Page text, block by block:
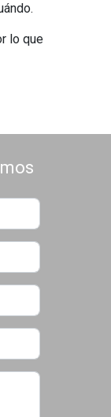
lo que